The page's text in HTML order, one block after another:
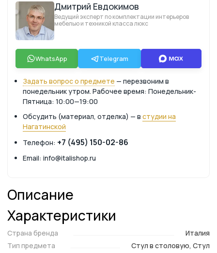
Дмитрий Евдокимов
Ведущий эксперт по комплектации интерьеров
мебелью и техникой класса люкс
WhatsApp Telegram
Задать вопрос о предмете — перезвоним в
понедельник утром. Рабочее время: Понедельник-
Пятница: 10:00—19:00
Обсудить (материал, отделка) — в студии на
Нагатинской
Телефон: +7 (495) 150-02-86
Email: info@italishop.ru
Описание
Характеристики
Страна бренда
Италия
Тип предмета
Стул в столовую, Стул